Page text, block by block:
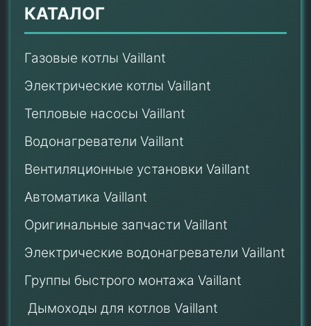
КАТАЛОГ
Газовые котлы Vaillant
Электрические котлы Vaillant
Тепловые насосы Vaillant
Водонагреватели Vaillant
Вентиляционные установки Vaillant
Автоматика Vaillant
Оригинальные запчасти Vaillant
Электрические водонагреватели Vaillant
Группы быстрого монтажа Vaillant
Дымоходы для котлов Vaillant